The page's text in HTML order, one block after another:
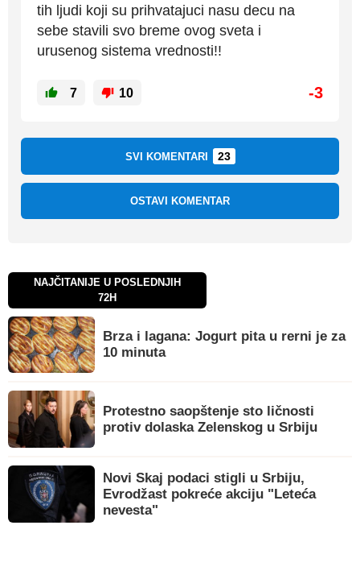
tih ljudi koji su prihvatajuci nasu decu na
sebe stavili svo breme ovog sveta i
urusenog sistema vrednosti!!
7 10 -3
SVI KOMENTARI 23
OSTAVI KOMENTAR
NAJČITANIJE U POSLEDNJIH
72H
Brza i lagana: Jogurt pita u rerni je za
10 minuta
Protestno saopštenje sto ličnosti
protiv dolaska Zelenskog u Srbiju
Novi Skaj podaci stigli u Srbiju,
Evrodžast pokreće akciju "Leteća
nevesta"